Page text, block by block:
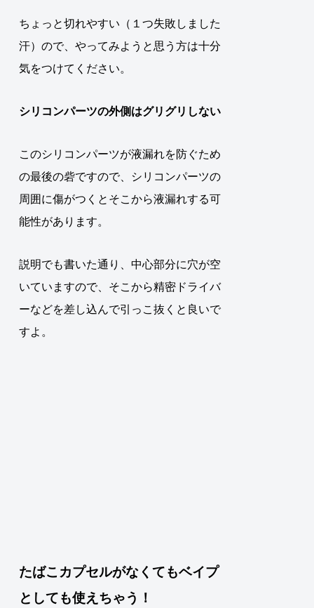
ちょっと切れやすい（１つ失敗しました
汗）ので、やってみようと思う方は十分
気をつけてください。
シリコンパーツの外側はグリグリしない
このシリコンパーツが液漏れを防ぐため
の最後の砦ですので、シリコンパーツの
周囲に傷がつくとそこから液漏れする可
能性があります。
説明でも書いた通り、中心部分に穴が空
いていますので、そこから精密ドライバ
ーなどを差し込んで引っこ抜くと良いで
すよ。
たばこカプセルがなくてもベイプ
としても使えちゃう！